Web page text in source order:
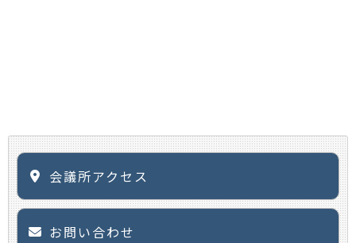
会議所アクセス
お問い合わせ